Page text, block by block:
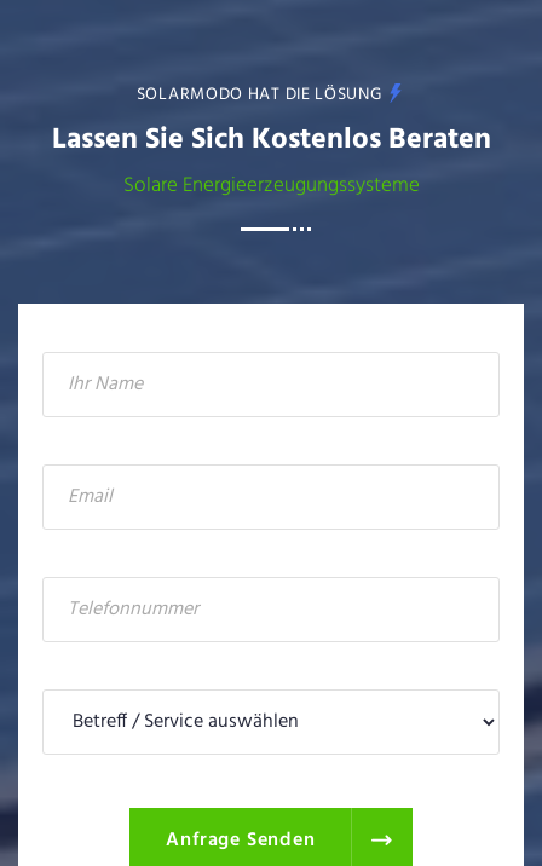
SOLARMODO HAT DIE LÖSUNG
Lassen Sie Sich Kostenlos Beraten
Solare Energieerzeugungssysteme
Anfrage Senden